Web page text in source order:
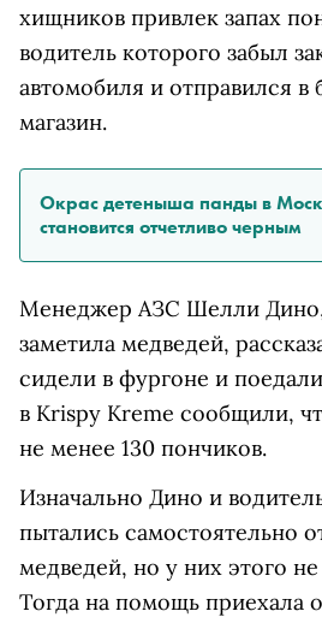
хищников привлек запах
водитель которого забыл
автомобиля и отправился
магазин.
Окрас детеныша панды в
становится отчетливо черным
Менеджер АЗС Шелли Дино,
заметила медведей,
сидели в фургоне и
в Krispy Kreme сообщили,
не менее 130 пончиков.
Изначально Дино и
пытались самостоятельно
медведей, но у них этого
Тогда на помощь приехала